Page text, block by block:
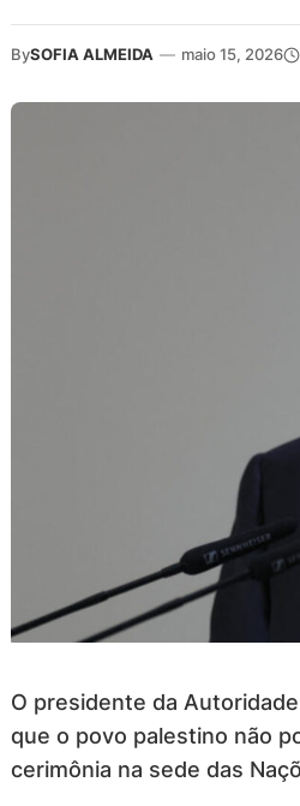
BySOFIA ALMEIDA — maio 15, 2026
O presidente da
que o povo palestino não
cerimônia na sede das